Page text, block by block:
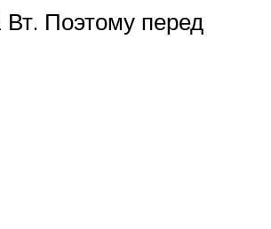
Вт. Поэтому перед